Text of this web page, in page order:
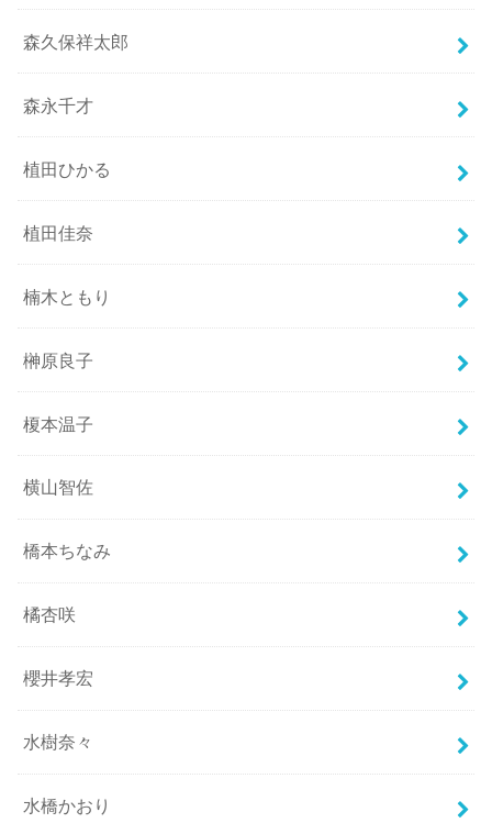
森久保祥太郎
森永千才
植田ひかる
植田佳奈
楠木ともり
榊原良子
榎本温子
横山智佐
橋本ちなみ
橘杏咲
櫻井孝宏
水樹奈々
水橋かおり